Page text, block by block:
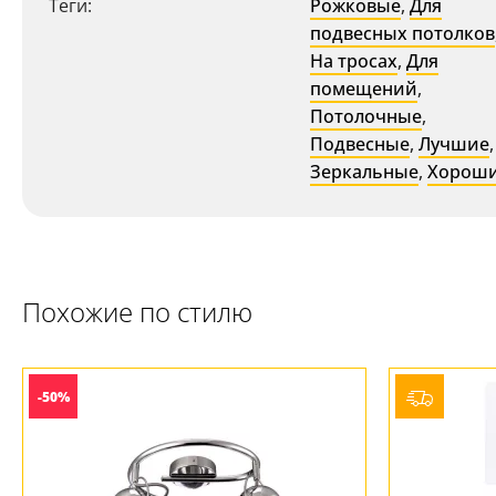
Теги: Рожковые, Для
подвесных потолков
На тросах, Для
помещений,
Потолочные,
Подвесные, Лучшие,
Зеркальные,
Похожие по стилю
-50%